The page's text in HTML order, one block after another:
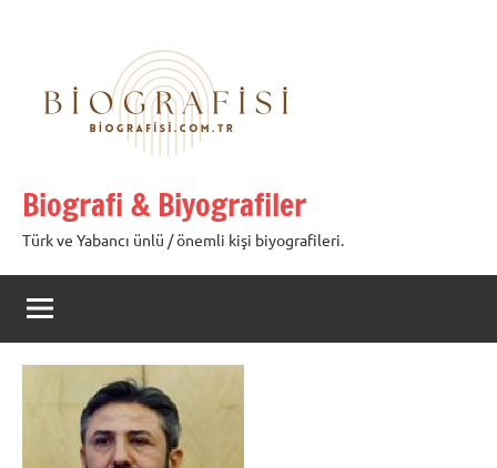
Biografi & Biyografiler
Türk ve Yabancı ünlü / önemli kişi biyografileri.